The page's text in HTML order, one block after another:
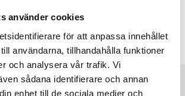
använder cookies
för att anpassa innehållet
användarna, tillhandahålla funktioner
och analysera vår trafik. Vi
sådana identifierare och annan
enhet till de sociala medier och